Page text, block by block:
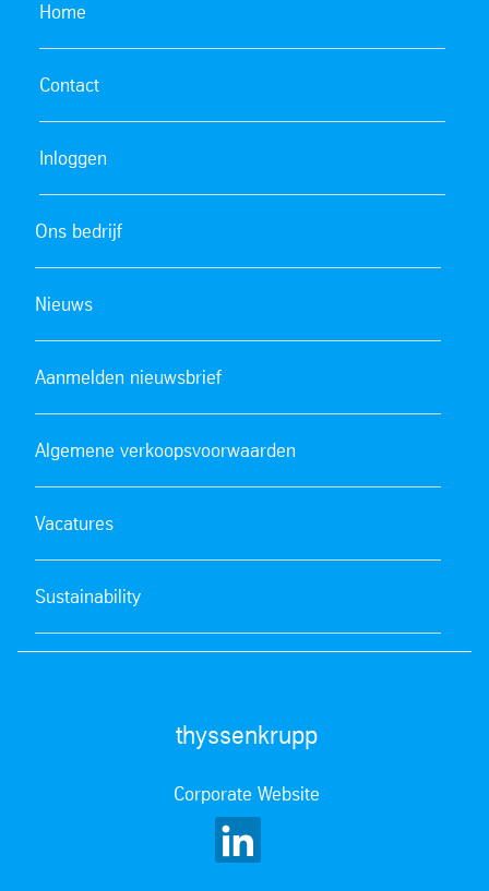
Home
Contact
Inloggen
Ons bedrijf
Nieuws
Aanmelden nieuwsbrief
Algemene verkoopsvoorwaarden
Vacatures
Sustainability
thyssenkrupp
Corporate Website